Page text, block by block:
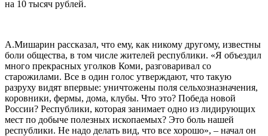
на 10 тысяч рублей.
А.Мишарин рассказал, что ему, как никому другому, известны
боли общества, в том числе жителей республики. «Я объездил
много прекрасных уголков Коми, разговаривал со
старожилами. Все в один голос утверждают, что такую
разруху видят впервые: уничтожены поля сельхозназначения,
коровники, фермы, дома, клубы. Что это? Победа новой
России? Республики, которая занимает одно из лидирующих
мест по добыче полезных ископаемых? Это боль нашей
республики. Не надо делать вид, что все хорошо», – начал он